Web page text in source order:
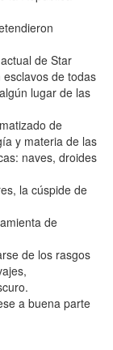
de Star
de todas
lugar de las
de
y materia de las
naves, droides
la cúspide de
de
de los rasgos
a buena parte